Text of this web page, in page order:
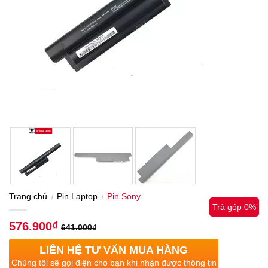
Trang chủ / Pin Laptop / Pin Sony
576.900₫ 641.000₫
Trả góp 0%
LIÊN HỆ TƯ VẤN MUA HÀNG
Chúng tôi sẽ gọi điện cho bạn khi nhận được thông tin